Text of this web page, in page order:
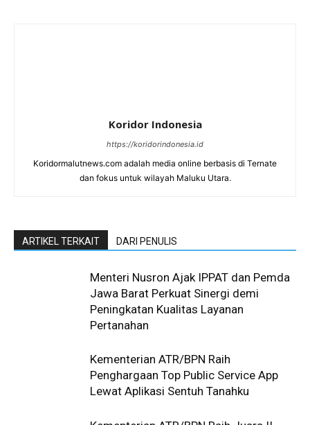
Koridor Indonesia
https://koridorindonesia.id
Koridormalutnews.com adalah media online berbasis di Ternate
dan fokus untuk wilayah Maluku Utara.
ARTIKEL TERKAIT DARI PENULIS
Menteri Nusron Ajak IPPAT dan Pemda
Jawa Barat Perkuat Sinergi demi
Peningkatan Kualitas Layanan
Pertanahan
Kementerian ATR/BPN Raih
Penghargaan Top Public Service App
Lewat Aplikasi Sentuh Tanahku